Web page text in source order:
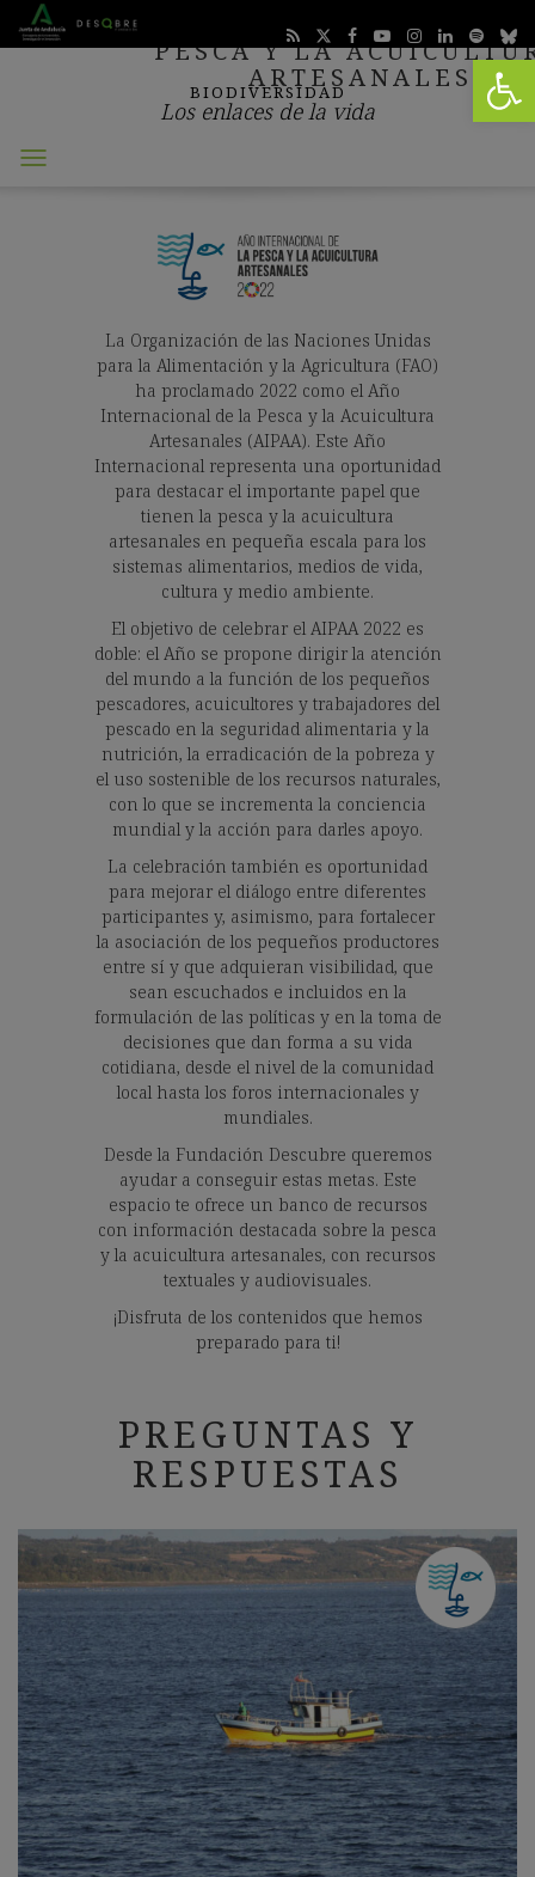
Abrir
BIODIVERSIDAD
Los enlaces de la vida
Abrir
AÑO INTERNACIONAL
PESCA Y LA
ARTESANALES
La Organización de las Naciones Unidas
para la Alimentación y la Agricultura (FAO)
ha proclamado 2022 como el Año
Internacional de la Pesca y la Acuicultura
Artesanales (AIPAA). Este Año
Internacional representa una oportunidad
para destacar el importante papel que
tienen la pesca y la acuicultura
artesanales en pequeña escala para los
sistemas alimentarios, medios de vida,
cultura y medio ambiente.
El objetivo de celebrar el AIPAA 2022 es
doble: el Año se propone dirigir la atención
del mundo a la función de los pequeños
pescadores, acuicultores y trabajadores del
pescado en la seguridad alimentaria y la
nutrición, la erradicación de la pobreza y
el uso sostenible de los recursos naturales,
con lo que se incrementa la conciencia
mundial y la acción para darles apoyo.
La celebración también es oportunidad
para mejorar el diálogo entre diferentes
participantes y, asimismo, para fortalecer
la asociación de los pequeños productores
entre sí y que adquieran visibilidad, que
sean escuchados e incluidos en la
formulación de las políticas y en la toma de
decisiones que dan forma a su vida
cotidiana, desde el nivel de la comunidad
local hasta los foros internacionales y
mundiales.
Desde la Fundación Descubre queremos
ayudar a conseguir estas metas. Este
espacio te ofrece un banco de recursos
con información destacada sobre la pesca
y la acuicultura artesanales, con recursos
textuales y audiovisuales.
¡Disfruta de los contenidos que hemos
preparado para ti!
PREGUNTAS Y
RESPUESTAS